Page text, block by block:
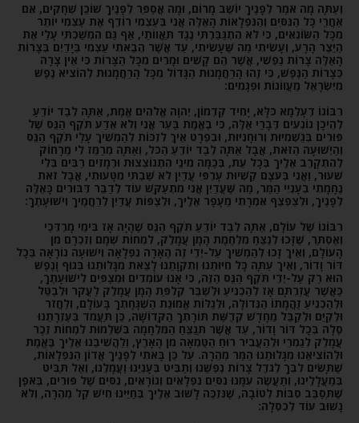
וְעַתָּה מָה אֹמַר לְפָנֶיךָ יוֹשֵׁב מָרוֹם, וּמָה אֲסַפֵּר לְפָנֶיךָ שׁוֹכֵן שְׁחָקִים, אִם
אַחֲרֵי כָּל הַנִּסִּים וְהַנִּפְלָאוֹת הָאֵלֶּה אֲנִי בְּעַצְמִי רוֹדֵף אֶת עַצְמִי יוֹתֵר
מִכָּל הַשּׂוֹנְאִים, כִּי לֹא הִתְגַּבַּרְתִּי נֶגֶד תַּאֲווֹתַי, אַף גַּם הִמְשַׁכְתִּי עָלַי אֶת
הַיֵּצֶר הָרָע, וְעָשִׂיתִי מַה שֶּׁעָשִׂיתִי, עַד אֲשֶׁר הֵבֵאתִי עַצְמִי בְּיָדַיִם בְּצָרוֹת
הָאֵלֶּה צָרוֹת נַפְשִׁי, אֲשֶׁר הֵם קָשִׁים וּמָרִים מִכָּל הַצָּרוֹת כִּי אֵין צָרָה
כְּצָרוֹת הַנֶּפֶשׁ, כִּי זֶהוּ הָרַחֲמָנוּת הַגָּדוֹל מִכָּל הָרַחֲמָנוּת לְהוֹצִיא נֶפֶשׁ
מִיִּשְׂרָאֵל מֵעֲווֹנוֹת וּפְגָמִים:
רִבּוֹנוֹ דְעָלְמָא כֹּלָּא, יָחִיד קַדְמוֹן, יְהֹוָה אֱלֹהִים אֱמֶת, אַתָּה לְבַד יוֹדֵעַ
לְהֵיכָן נוֹגְעִים דְּבָרַי אֵלֶּה, כִּי בֶאֱמֶת בַּעַר אֲנִי וְלֹא אֵדַע תֹּקֶף הַנֵּס שֶׁל
פּוּרִים בְּגַשְׁמִיּוּת וְרוּחָנִיּוּת, וּבִפְרָט אֵיךְ לִזְכּוֹת לְהַמְשִׁיךְ עָלַי תֹּקֶף הַנֵּס
וְהַיְשׁוּעָה הַזֹּאת, אֲבָל אַתָּה לְבַד יוֹדֵעַ הַכֹּל, וְאַתָּה מְרַמֵּז לִי מֵרָחוֹק
לְהִתְקָרֵב אֵלֶיךָ בְּכָל עֵת, בְּכַמָּה מִינֵי הִתְנוֹצְצוּת וּרְמָזִים רַבִּים בְּלִי
שִׁעוּר, וַאֲנִי בְּעֹצֶם קַשְׁיוּת עָרְפִּי עֲדַיִן לֹא שַׁבְתִּי מִטָּעוּתִי, אֲבָל זֹאת
נֶחָמָתִי בְעָנְיִי הַמַּר, מַה שֶּׁעֲדַיִן אֲנִי מִתְעַקֵּשׁ עוֹד לְדַבֵּר דִּבּוּרִים כָּאֵלֶּה
לְפָנֶיךָ, וּלְצַפְצֵף אִמְרָתִי מֵעָפָר אֵלֶיךָ, וּלְצַפּוֹת עֲדַיִן לְרַחֲמֶיךָ וִישׁוּעָתֶךָ:
רִבּוֹנוֹ שֶׁל עוֹלָם, אַתָּה לְבַד יוֹדֵעַ תֹּקֶף הַנֵּס שֶׁהָיָה אָז בִּימֵי מָרְדְּכַי
וְאֶסְתֵּר, שֶׁזָּכוּ לְנַצֵּחַ מִלְחֶמֶת הָמָן עֲמָלֵק, לִמְחוֹת שְׁמָם וְזִכְרָם מִן
הָעוֹלָם, וְאֵיךְ זָכוּ לְהַמְשִׁיךְ עַל-יְדֵי זֶה הֶאָרָה נִפְלָאָה וִישׁוּעָה נוֹרָאָה בְּכָל
דּוֹר וָדוֹר, וְאֵיךְ עַתָּה כָּל חִיּוּתֵנוּ וְתִקְוָתֵנוּ לָצֵאת מִגָּלוּתֵנוּ בְּגוּף וָנֶפֶשׁ
הוּא רַק עַל-יְדֵי תֹּקֶף הַנֵּס הַזֶּה, כִּי אָנוּ עוֹמְדִים וּמְצַפִּים לִישׁוּעָתֶךָ,
כַּאֲשֶׁר עֲזַרְתָּם אָז לְהַכְנִיעַ וּלְשַׁבֵּר קְלִפַּת הָמָן עֲמָלֵק לַעֲקֹר וּלְבַטֵּל
וּלְהַכְנִיעַ זֻהֲמָתוֹ הַגְּדוֹלָה, וּלְגַלּוֹת אֱמוּנַת הַשְׁגָּחָתְךָ בָּעוֹלָם, וְלַחֲזֹר
וּלְקַיֵּם וּלְקַבֵּל מֵחָדָשׁ קְדֻשַּׁת תּוֹרָתְךָ הַקְּדוֹשָׁה, כֵּן תַּעֲמֹד בְּעֶזְרָתֵנוּ
סֶלָה בְּכָל דּוֹר וָדוֹר, עַד אֲשֶׁר תְּנַצֵּחַ הַמִּלְחָמָה בִּשְׁלֵמוּת לִמְחוֹת זֵכֶר
עֲמָלֵק לְגַמְרֵי וּלְהַעֲבִיר רוּחַ הַטֻּמְאָה מִן הָאָרֶץ, וְלַהֲשִׁיבֵנוּ אֵלֶיךָ בֶּאֱמֶת
וּלְהוֹצִיאֵנוּ מִגָּלוּתֵנוּ הַמַּר מְהֵרָה. עַל כֵּן בָּאתִי לְפָנֶיךָ אֲדוֹן הַנִּפְלָאוֹת,
שֶׁתָּשִׂים לִבְּךָ לְגֹדֶל צָרוֹת נַפְשֵׁנוּ וְתַבִּיט בְּעָנְיֵנוּ וַעֲמָלֵנוּ, וְאַל תַּבִּיט
בְּמַעֲלָלֵינוּ, וְתַעֲשֶׂה עִמָּנוּ נִסִּים נִפְלָאִים וְנוֹרָאִים, נִסִּים שֶׁל פּוּרִים, בְּאֹפֶן
שֶׁתְּסַבֵּב סִבּוֹת לְטוֹבָה, שֶׁנִּזְכֶּה לָשׁוּב אֵלֶיךָ בְּחַיֵּינוּ חִישׁ קַל מְהֵרָה, וְלֹא
נָשׁוּב עוֹד לְכִסְלָה: